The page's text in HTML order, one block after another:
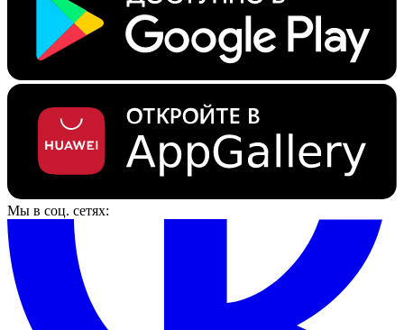
Мы в соц. сетях: